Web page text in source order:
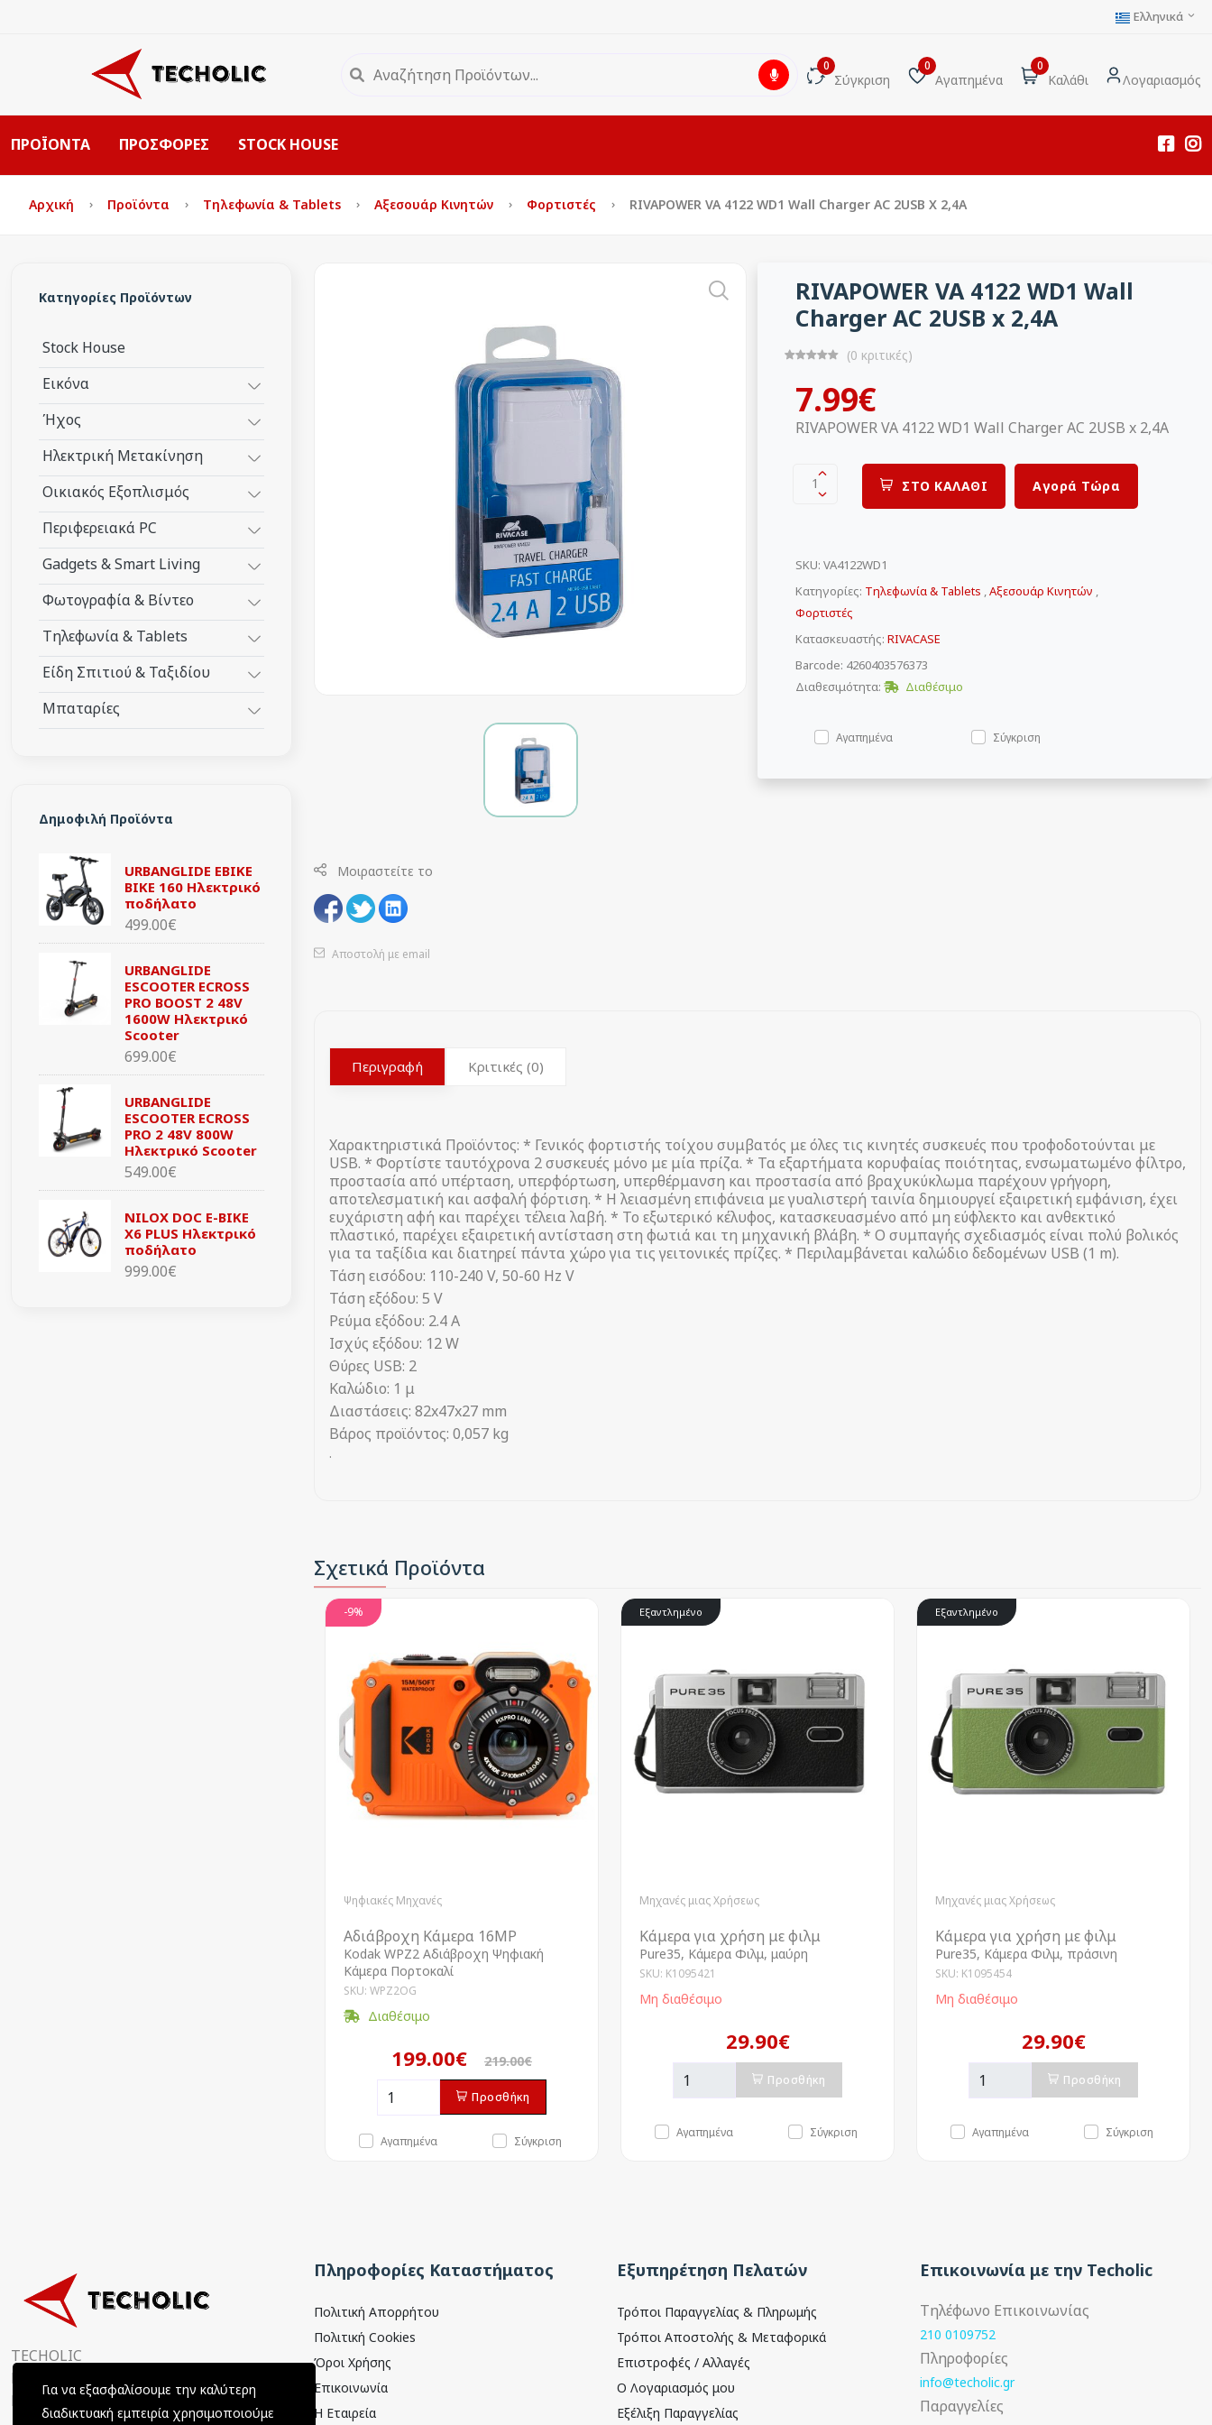
Ελληνικά
0
Σύγκριση
0
Αγαπημένα
0
Καλάθι Λογαριασμός
ΠΡΟΪΟΝΤΑ ΠΡΟΣΦΟΡΕΣ STOCK HOUSE
Αρχική Προϊόντα Τηλεφωνία & Tablets Αξεσουάρ Κινητών Φορτιστές RIVAPOWER VA 4122 WD1 Wall Charger AC 2USB X 2,4A
Κατηγορίες Προϊόντων
Stock House
Εικόνα
Ήχος
Ηλεκτρική Μετακίνηση
Οικιακός Εξοπλισμός
Περιφερειακά PC
Gadgets & Smart Living
Φωτογραφία & Βίντεο
Τηλεφωνία & Tablets
Είδη Σπιτιού & Ταξιδίου
Μπαταρίες
Δημοφιλή Προϊόντα
URBANGLIDE EBIKE
BIKE 160 Ηλεκτρικό
ποδήλατο
499.00€
URBANGLIDE
ESCOOTER ECROSS
PRO BOOST 2 48V
1600W Ηλεκτρικό
Scooter
699.00€
URBANGLIDE
ESCOOTER ECROSS
PRO 2 48V 800W
Ηλεκτρικό Scooter
549.00€
NILOX DOC E-BIKE
X6 PLUS Ηλεκτρικό
ποδήλατο
999.00€
Μοιραστείτε το
Αποστολή με email
RIVAPOWER VA 4122 WD1 Wall
Charger AC 2USB x 2,4A
(0 κριτικές)
7.99€
RIVAPOWER VA 4122 WD1 Wall Charger AC 2USB x 2,4A
1 ΣΤΟ ΚΑΛΑΘΙ Αγορά Τώρα
SKU: VA4122WD1
Κατηγορίες: Τηλεφωνία & Tablets ,Αξεσουάρ Κινητών ,
Φορτιστές
Κατασκευαστής: RIVACASE
Barcode: 4260403576373
Διαθεσιμότητα:
Διαθέσιμο
Αγαπημένα Σύγκριση
Περιγραφή Κριτικές (0)
Χαρακτηριστικά Προϊόντος: * Γενικός φορτιστής τοίχου συμβατός με όλες τις κινητές συσκευές που τροφοδοτούνται με
USB. * Φορτίστε ταυτόχρονα 2 συσκευές μόνο με μία πρίζα. * Τα εξαρτήματα κορυφαίας ποιότητας, ενσωματωμένο φίλτρο,
προστασία από υπέρταση, υπερφόρτωση, υπερθέρμανση και προστασία από βραχυκύκλωμα παρέχουν γρήγορη,
αποτελεσματική και ασφαλή φόρτιση. * Η λειασμένη επιφάνεια με γυαλιστερή ταινία δημιουργεί εξαιρετική εμφάνιση, έχει
ευχάριστη αφή και παρέχει τέλεια λαβή. * Το εξωτερικό κέλυφος, κατασκευασμένο από μη εύφλεκτο και ανθεκτικό
πλαστικό, παρέχει εξαιρετική αντίσταση στη φωτιά και τη μηχανική βλάβη. * Ο συμπαγής σχεδιασμός είναι πολύ βολικός
για τα ταξίδια και διατηρεί πάντα χώρο για τις γειτονικές πρίζες. * Περιλαμβάνεται καλώδιο δεδομένων USB (1 m).
Τάση εισόδου: 110-240 V, 50-60 Hz V
Τάση εξόδου: 5 V
Ρεύμα εξόδου: 2.4 A
Ισχύς εξόδου: 12 W
Θύρες USB: 2
Καλώδιο: 1 μ
Διαστάσεις: 82x47x27 mm
Βάρος προϊόντος: 0,057 kg
.
Σχετικά Προϊόντα
-9%
Ψηφιακές Μηχανές
Αδιάβροχη Κάμερα 16MP
Kodak WPZ2 Αδιάβροχη Ψηφιακή
Κάμερα Πορτοκαλί
SKU: WPZ2OG
Διαθέσιμο
199.00€ 219.00€
Προσθήκη
Αγαπημένα Σύγκριση
Εξαντλημένο
Μηχανές μιας Χρήσεως
Κάμερα για χρήση με φιλμ
Pure35, Κάμερα Φιλμ, μαύρη
SKU: K1095421
Μη διαθέσιμο
29.90€
Προσθήκη
Αγαπημένα Σύγκριση
Εξαντλημένο
Μηχανές μιας Χρήσεως
Κάμερα για χρήση με φιλμ
Pure35, Κάμερα Φιλμ, πράσινη
SKU: K1095454
Μη διαθέσιμο
29.90€
Προσθήκη
Αγαπημένα Σύγκριση
TECHOLIC
Παραμυθιάς 4, 15354
Γλυκά Νερά, Αττική, Ελλάδα
Πληροφορίες Καταστήματος
Πολιτική Απορρήτου
Πολιτική Cookies
Όροι Χρήσης
Επικοινωνία
Η Εταιρεία
Εξυπηρέτηση Πελατών
Τρόποι Παραγγελίας & Πληρωμής
Τρόποι Αποστολής & Μεταφορικά
Επιστροφές / Αλλαγές
Ο Λογαριασμός μου
Εξέλιξη Παραγγελίας
Επικοινωνία με την Techolic
Τηλέφωνο Επικοινωνίας
210 0109752
Πληροφορίες
info@techolic.gr
Παραγγελίες
Για να εξασφαλίσουμε την καλύτερη
διαδικτυακή εμπειρία χρησιμοποιούμε